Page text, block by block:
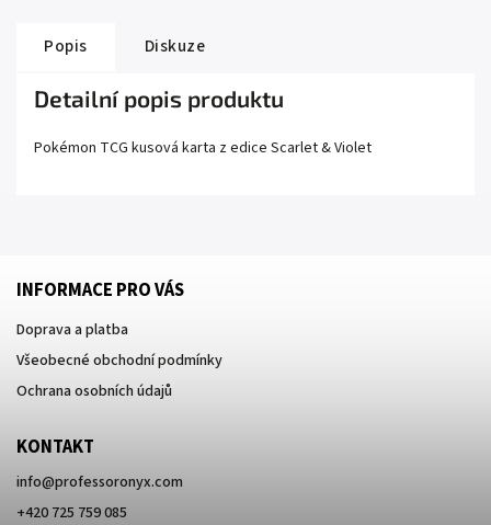
Popis Diskuze
Detailní popis produktu
Pokémon TCG kusová karta z edice Scarlet& Violet
INFORMACE PRO VÁS
Doprava a platba
Všeobecné obchodní podmínky
Ochrana osobních údajů
KONTAKT
info@professoronyx.com
+420 725 759 085